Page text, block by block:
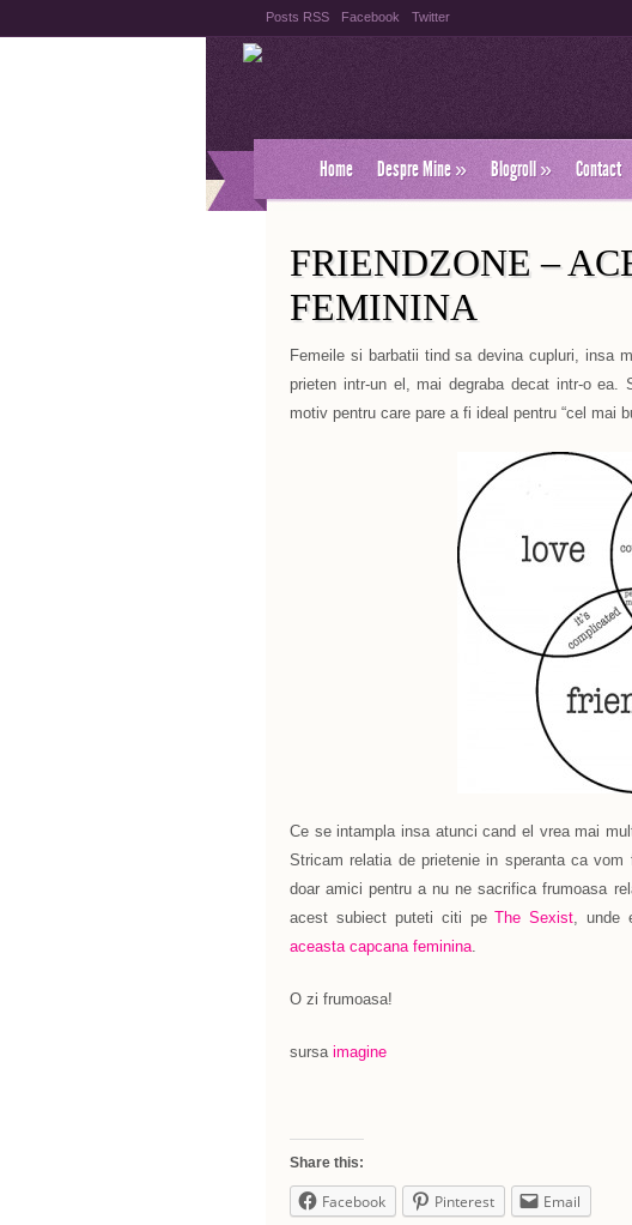
Posts RSS Facebook Twitter
Home Despre Mine» Blogroll» Contact
FRIENDZONE –
FEMININA
Femeile si barbatii tind sa devina cupluri, insa
prieten intr-un el, mai degraba decat intr-o
motiv pentru care pare a fi ideal pentru “cel mai
Ce se intampla insa atunci cand el vrea mai
Stricam relatia de prietenie in speranta ca
doar amici pentru a nu ne sacrifica frumoasa
acest subiect puteti citi peThe Sexist, unde
aceasta capcana feminina.
O zi frumoasa!
sursa imagine
Share this:
Facebook Pinterest Email